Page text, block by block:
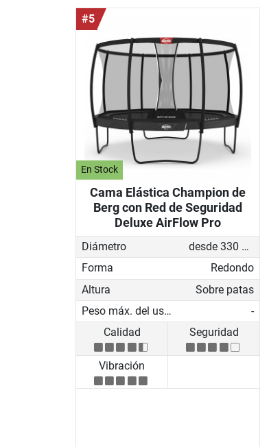
#5
En Stock
Cama Elástica Champion de
Berg con Red de Seguridad
Deluxe AirFlow Pro
Diámetro
desde 330 cm
Forma
Redondo
Altura
Sobre patas
Peso máx. del usuario
-
Calidad
Seguridad
Vibración